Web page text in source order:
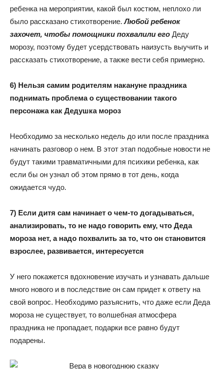
ребенка на мероприятии, какой был костюм, неплохо ли
было рассказано стихотворение.Любой ребенок
захочет, чтобы помощники похвалили его Деду
морозу, поэтому будет усердствовать наизусть выучить и
рассказать стихотворение, а также вести себя примерно.
6) Нельзя самим родителям накануне праздника
поднимать проблема о существовании такого
персонажа как Дедушка мороз
Необходимо за несколько недель до или после праздника
начинать разговор о нем. В этот этап подобные новости не
будут такими травматичными для психики ребенка, как
если бы он узнал об этом прямо в тот день, когда
ожидается чудо.
7) Если дитя сам начинает о чем-то догадываться,
анализировать, то не надо говорить ему, что Деда
мороза нет, а надо похвалить за то, что он становится
взрослее, развивается, интересуется
У него покажется вдохновение изучать и узнавать дальше
много нового и в последствие он сам придет к ответу на
свой вопрос. Необходимо разъяснить, что даже если Деда
мороза не существует, то волшебная атмосфера
праздника не пропадает, подарки все равно будут
подарены.